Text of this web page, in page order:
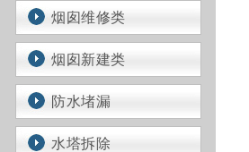
烟囱维修类
烟囱新建类
防水堵漏
水塔拆除